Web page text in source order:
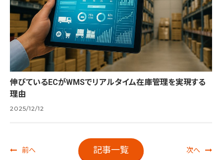
伸びているECがWMSでリアルタイム在庫管理を実現する
理由
2025/12/12
前へ 記事一覧 次へ